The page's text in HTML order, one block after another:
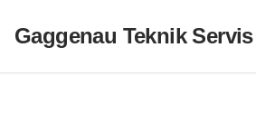
Gaggenau Teknik Servis